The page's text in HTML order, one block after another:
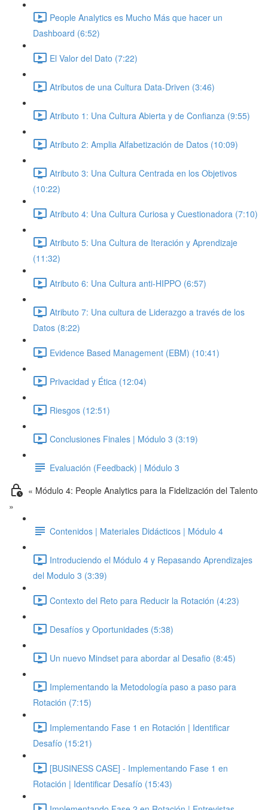
People Analytics es Mucho Más que hacer un
Dashboard (6:52)
El Valor del Dato (7:22)
Atributos de una Cultura Data-Driven (3:46)
Atributo 1: Una Cultura Abierta y de Confianza (9:55)
Atributo 2: Amplia Alfabetización de Datos (10:09)
Atributo 3: Una Cultura Centrada en los Objetivos
(10:22)
Atributo 4: Una Cultura Curiosa y Cuestionadora (7:10)
Atributo 5: Una Cultura de Iteración y Aprendizaje
(11:32)
Atributo 6: Una Cultura anti-HIPPO (6:57)
Atributo 7: Una cultura de Liderazgo a través de los
Datos (8:22)
Evidence Based Management (EBM) (10:41)
Privacidad y Ética (12:04)
Riesgos (12:51)
Conclusiones Finales | Módulo 3 (3:19)
Evaluación (Feedback) | Módulo 3
« Módulo 4: People Analytics para la Fidelización del Talento
»
Contenidos | Materiales Didácticos | Módulo 4
Introduciendo el Módulo 4 y Repasando Aprendizajes
del Modulo 3 (3:39)
Contexto del Reto para Reducir la Rotación (4:23)
Desafíos y Oportunidades (5:38)
Un nuevo Mindset para abordar al Desafio (8:45)
Implementando la Metodología paso a paso para
Rotación (7:15)
Implementando Fase 1 en Rotación | Identificar
Desafío (15:21)
[BUSINESS CASE] - Implementando Fase 1 en
Rotación | Identificar Desafío (15:43)